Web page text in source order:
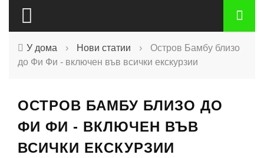
У дома › Нови статии ›
Остров Бамбу близо
до Фи Фи - включен във всички екскурзии
ОСТРОВ БАМБУ БЛИЗО ДО
ФИ ФИ - ВКЛЮЧЕН ВЪВ
ВСИЧКИ ЕКСКУРЗИИ